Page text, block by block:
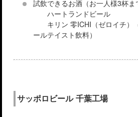
試飲できるお酒（お一人様3杯ま
ハートランドビール
キリン 零ICHI（ゼロイチ）
ールテイスト飲料）
サッポロビール 千葉工場